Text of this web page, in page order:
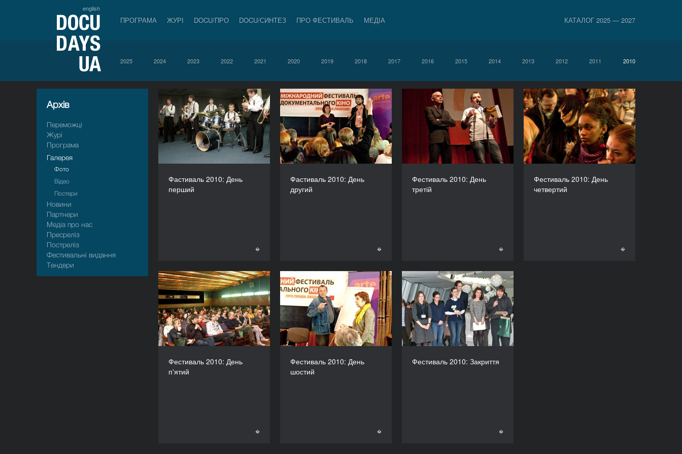
english
ПРОГРАМА ЖУРІ DOCU/ПРО DOCU/СИНТЕЗ ПРО ФЕСТИВАЛЬ МЕДІА КАТАЛОГ 2025 — 2027
2025 2024 2023 2022 2021 2020 2019 2018 2017 2016 2015 2014 2013 2012 2011 2010
Архiв
Переможці
Журі
Програма
Галерея
Фото
Відео
Постери
Новини
Партнери
Медіа про нас
Пресрелiз
Пострелiз
Фестивальні видання
Тендери
Фастиваль 2010: День
перший
�
Фастиваль 2010: День
перший
Фастиваль 2010: День
другий
�
Фастиваль 2010: День
другий
Фестиваль 2010: День
третій
�
Фестиваль 2010: День
третій
Фестиваль 2010: День
четвертий
�
Фестиваль 2010: День
четвертий
Фестиваль 2010: День
п'ятий
�
Фестиваль 2010: День
п'ятий
Фестиваль 2010: День
шостий
�
Фестиваль 2010: День
шостий
Фестиваль 2010: Закриття
�
Фестиваль 2010:
Закриття